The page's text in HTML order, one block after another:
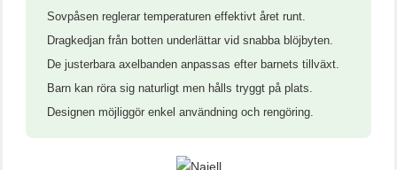
Sovpåsen reglerar temperaturen effektivt året runt.
Dragkedjan från botten underlättar vid snabba blöjbyten.
De justerbara axelbanden anpassas efter barnets tillväxt.
Barn kan röra sig naturligt men hålls tryggt på plats.
Designen möjliggör enkel användning och rengöring.